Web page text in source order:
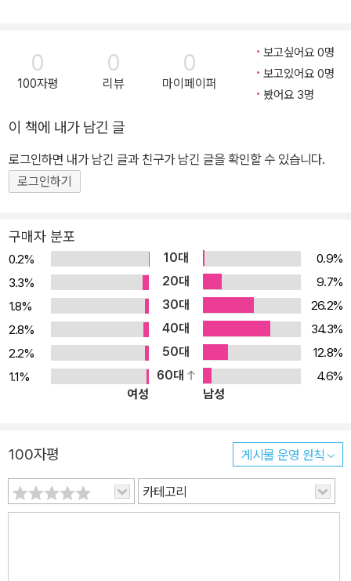
0
100자평
0
리뷰
0
마이페이퍼
보고싶어요 0명
보고있어요 0명
봤어요 3명
이 책에 내가 남긴 글
로그인하면 내가 남긴 글과 친구가 남긴 글을 확인할 수 있습니다.
로그인하기
구매자 분포
0.2% 10대
0.9%
3.3%
20대
9.7%
1.8%
30대
26.2%
2.8%
40대
34.3%
2.2%
50대
12.8%
1.1%
60대
4.6%
여성
남성
100자평 게시물 운영 원칙
카테고리